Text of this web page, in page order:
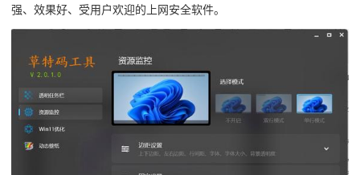
强、效果好、受用户欢迎的上网安全软件。